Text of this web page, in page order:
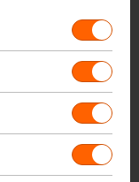
product?
langs in één
den IJssel,
winkels kun je
onze
met advies.